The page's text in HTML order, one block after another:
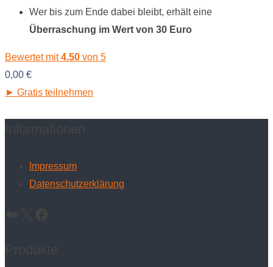
Wer bis zum Ende dabei bleibt, erhält eine
Überraschung im Wert von 30 Euro
Bewertet mit4.50 von 5
0,00 €
► Gratis teilnehmen
Impressum
Datenschutzerklärung